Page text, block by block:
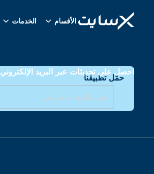
الأقسام الخدمات
حمّل تطبيقنا
احصل على تحديثات عبر البريد الإلكتروني